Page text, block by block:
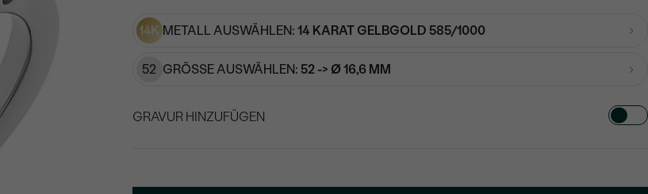
14K METALL AUSWÄHLEN: 14 KARAT GELBGOLD 585/1000
52 GRÖSSE AUSWÄHLEN: 52 -> Ø 16,6 MM
GRAVUR HINZUFÜGEN
Geben Sie Initialen/Text ein